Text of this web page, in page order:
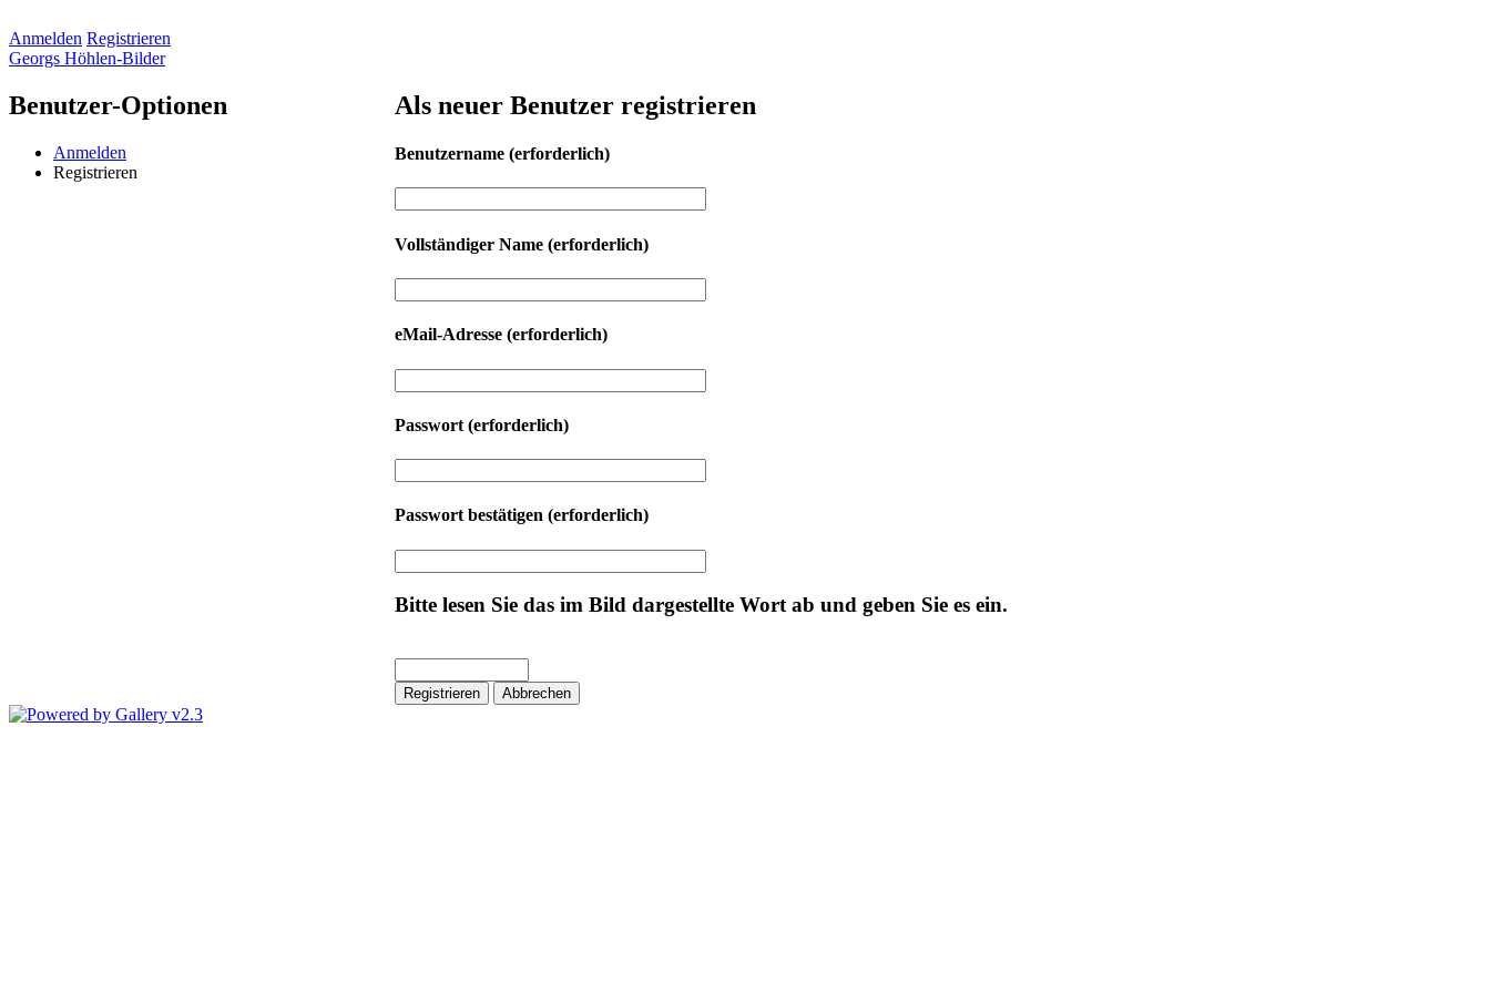
Anmelden Registrieren
Georgs Höhlen-Bilder
Benutzer-Optionen
Anmelden
Registrieren
Als neuer Benutzer registrieren
Benutzername (erforderlich)
Vollständiger Name (erforderlich)
eMail-Adresse (erforderlich)
Passwort (erforderlich)
Passwort bestätigen (erforderlich)
Bitte lesen Sie das im Bild dargestellte Wort ab und geben Sie es ein.